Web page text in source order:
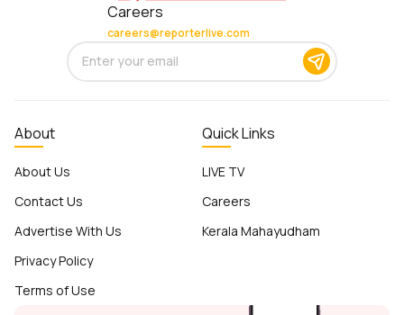
Careers
careers@reporterlive.com
About
About Us
Contact Us
Advertise With Us
Privacy Policy
Terms of Use
Quick Links
LIVE TV
Careers
Kerala Mahayudham